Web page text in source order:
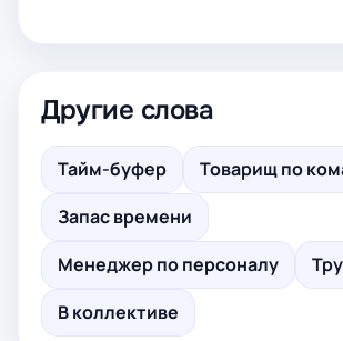
Другие слова
Тайм-буфер
Товарищ по
Запас времени
Менеджер по персоналу
В коллективе